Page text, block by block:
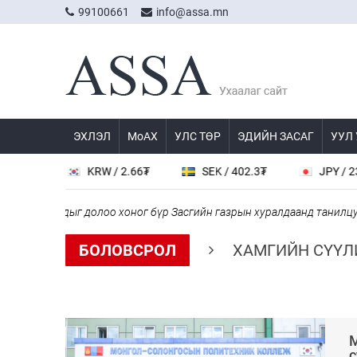
99100661 info@assa.mn
ЭХЛЭЛ МоАХ УЛС ТӨР ЭДИЙН ЗАСАГ УУЛ
KRW / 2.66₮ SEK / 402.3₮ JPY / 23.48₮
долоо хоног бүр Засгийн газрын хуралдаанд танилцуулж,
БОЛОВСРОЛ ХАМГИЙН